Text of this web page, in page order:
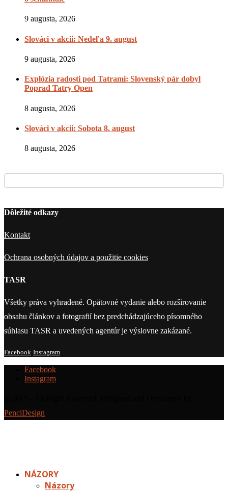
9 augusta, 2026
Slováci v akcii: Nedeľa 9. august
9 augusta, 2026
Explózia radosti pod Tatrami: Slovenský pár dobyl
Poprad Tatry Open
8 augusta, 2026
Slováci v akcii: Sobota 8. august
8 augusta, 2026
Dôležité odkazy
Kontakt
Ochrana osobných údajov a použitie cookies
TASR
Všetky práva vyhradené. Opätovné vydanie alebo rozširovanie
obsahu článkov a fotografií bez predchádzajúceho písomného
súhlasu TASR a uvedených agentúr je výslovne zakázané.
Facebook Instagram
Facebook
Instagram
PenciDesign
NÁZORY
Názory